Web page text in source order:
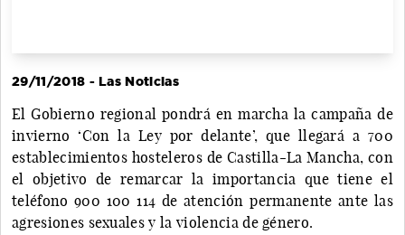
29/11/2018 - Las Noticias
El Gobierno regional pondrá en marcha la campaña de
invierno ‘Con la Ley por delante’, que llegará a 700
establecimientos hosteleros de Castilla-La Mancha, con
el objetivo de remarcar la importancia que tiene el
teléfono 900 100 114 de atención permanente ante las
agresiones sexuales y la violencia de género.